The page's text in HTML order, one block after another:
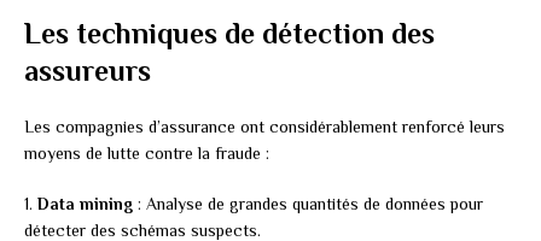
Les techniques de détection des
assureurs
Les compagnies d’assurance ont considérablement renforcé leurs
moyens de lutte contre la fraude :
1. Data mining : Analyse de grandes quantités de données pour
détecter des schémas suspects.